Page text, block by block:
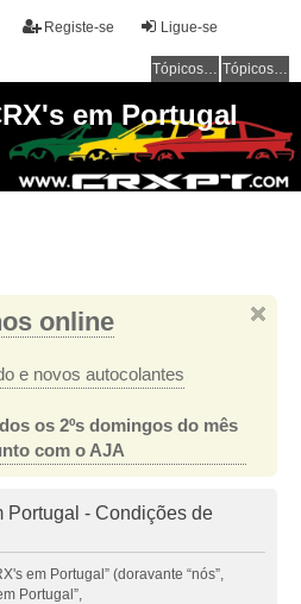
Ligue-se
Registe-se
Tópicos sem resposta Tópicos ativos
em Portugal
online
e novos autocolantes
os 2ºs domingos do mês
com o AJA
Portugal - Condições de
em Portugal” (doravante “nós”,
Portugal”,